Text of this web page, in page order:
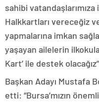
sahibi
Halkkartları vereceğiz
yapmalarına imkan
yaşayan ailelerin
Kart’ ile destek
Başkan Adayı Mustafa
etti: “Bursa’mızın